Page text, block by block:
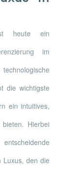
heute ein
im
die wichtigste
ein intuitives,
Hierbei
Luxus, den die